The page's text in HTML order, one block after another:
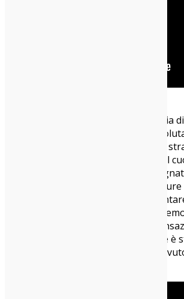
alla Santeria
un’esperienza intensa, intima e
coinvolgente. La sua musica, ricca di
sonori, ha trovato terreno fertile nel
ascoltatori, che sono stati
d’ore in un mondo fatto di sogni,
la sua band, Micah ha saputo
musicale in un modo che ha saputo
riflettere e, alla fine, lasciare una
leggera malinconia. Un concerto che è
grande viaggio, dove ogni nota ha